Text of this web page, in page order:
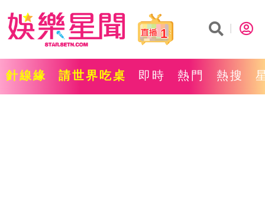
1
針線緣 請世界吃桌 即時 熱門 熱搜